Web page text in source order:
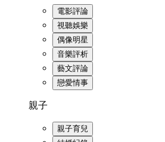
電影評論
視聽娛樂
偶像明星
音樂評析
藝文評論
戀愛情事
親子
親子育兒